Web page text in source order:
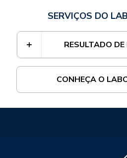
SERVIÇOS DO
RESULTADO DE
CONHEÇA O